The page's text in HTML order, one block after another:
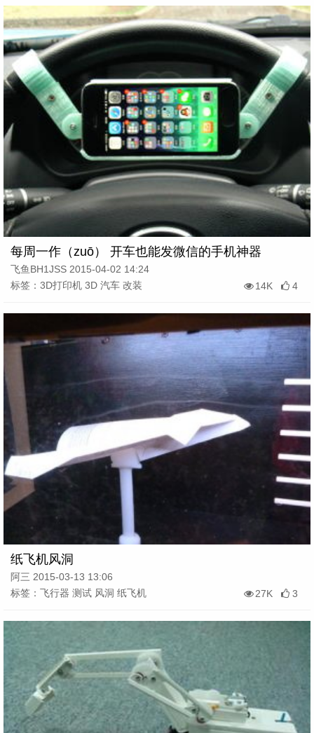
每周一作（zuō） 开车也能发微信的手机神器
飞鱼BH1JSS 2015-04-02 14:24
标签：3D打印机 3D 汽车 改装
14K 4
纸飞机风洞
阿三 2015-03-13 13:06
标签：飞行器 测试 风洞 纸飞机
27K 3